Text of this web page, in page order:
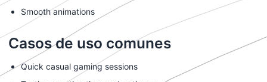
Smooth animations
Casos de uso comunes
Quick casual gaming sessions